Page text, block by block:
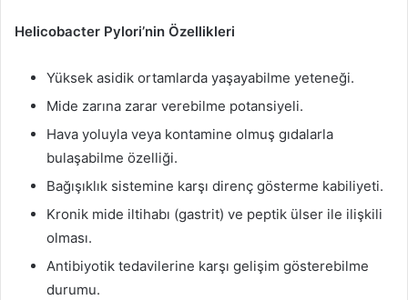
Helicobacter Pylori’nin Özellikleri
Yüksek asidik ortamlarda yaşayabilme yeteneği.
Mide zarına zarar verebilme potansiyeli.
Hava yoluyla veya kontamine olmuş gıdalarla
bulaşabilme özelliği.
Bağışıklık sistemine karşı direnç gösterme kabiliyeti.
Kronik mide iltihabı (gastrit) ve peptik ülser ile ilişkili
olması.
Antibiyotik tedavilerine karşı gelişim gösterebilme
durumu.